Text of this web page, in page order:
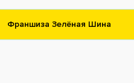
Франшиза Зелёная Шина